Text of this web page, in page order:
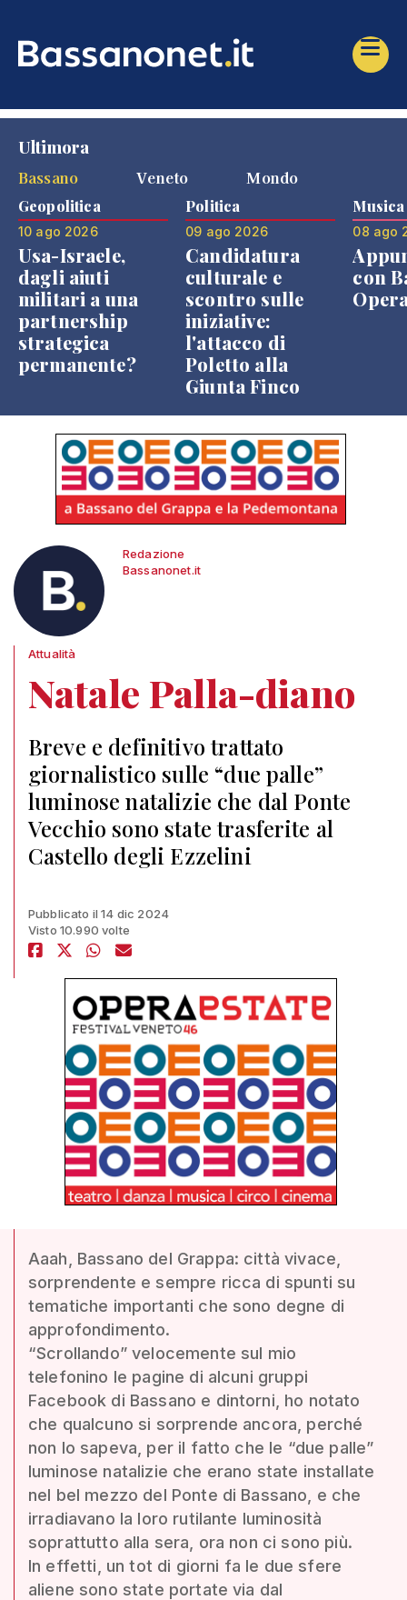
Ultimora
Bassano
Veneto Mondo
Geopolitica
10 ago 2026
Usa-Israele,
dagli aiuti
militari a una
partnership
strategica
permanente?
Politica
09 ago 2026
Candidatura
culturale e
scontro sulle
iniziative:
l'attacco di
Poletto alla
Giunta Finco
Musica
08 ago
con
Redazione
Bassanonet.it
Attualità
Natale Palla-diano
Breve e definitivo trattato
giornalistico sulle “due palle”
luminose natalizie che dal Ponte
Vecchio sono state trasferite al
Castello degli Ezzelini
Pubblicato il 14 dic 2024
Visto 10.990 volte
Aaah, Bassano del Grappa: città vivace,
sorprendente e sempre ricca di spunti su
tematiche importanti che sono degne di
approfondimento.
“Scrollando” velocemente sul mio
telefonino le pagine di alcuni gruppi
Facebook di Bassano e dintorni, ho notato
che qualcuno si sorprende ancora, perché
non lo sapeva, per il fatto che le “due palle”
luminose natalizie che erano state installate
nel bel mezzo del Ponte di Bassano, e che
irradiavano la loro rutilante luminosità
soprattutto alla sera, ora non ci sono più.
In effetti, un tot di giorni fa le due sfere
aliene sono state portate via dal